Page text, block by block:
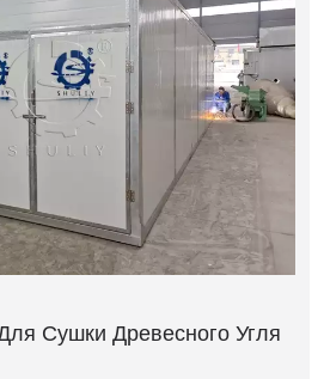
Сушки Древесного Угля